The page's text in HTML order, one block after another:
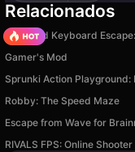
Relacionados
+1 Speed Keyboard
Gamer's Mod
Robby: The Speed Maze
Escape from Wave for
RIVALS FPS: Online Shooter